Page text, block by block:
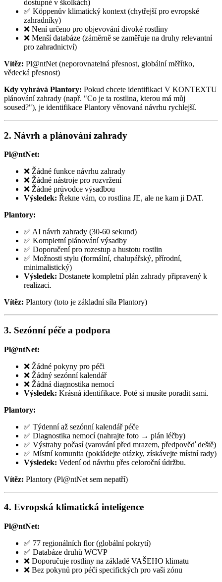
dostupné v školkách)
✅ Köppenův klimatický kontext (chytřejší pro evropské
zahradníky)
❌ Není určeno pro objevování divoké rostliny
❌ Menší databáze (záměrně se zaměřuje na druhy relevantní
pro zahradnictví)
Vítěz: Pl@ntNet (neporovnatelná přesnost, globální měřítko,
vědecká přesnost)
Kdy vyhrává Plantory: Pokud chcete identifikaci V KONTEXTU
plánování zahrady (např. "Co je ta rostlina, kterou má můj
soused?"), je identifikace Plantory věnovaná návrhu rychlejší.
2. Návrh a plánování zahrady
Pl@ntNet:
❌ Žádné funkce návrhu zahrady
❌ Žádné nástroje pro rozvržení
❌ Žádné průvodce výsadbou
Výsledek: Řekne vám, co rostlina JE, ale ne kam ji DAT.
Plantory:
✅ AI návrh zahrady (30-60 sekund)
✅ Kompletní plánování výsadby
✅ Doporučení pro rozestup a hustotu rostlin
✅ Možnosti stylu (formální, chalupářský, přírodní,
minimalistický)
Výsledek: Dostanete kompletní plán zahrady připravený k
realizaci.
Vítěz: Plantory (toto je základní síla Plantory)
3. Sezónní péče a podpora
Pl@ntNet:
❌ Žádné pokyny pro péči
❌ Žádný sezónní kalendář
❌ Žádná diagnostika nemocí
Výsledek: Krásná identifikace. Poté si musíte poradit sami.
Plantory:
✅ Týdenní až sezónní kalendář péče
✅ Diagnostika nemocí (nahrajte foto → plán léčby)
✅ Výstrahy počasí (varování před mrazem, předpověď deště)
✅ Místní komunita (pokládejte otázky, získávejte místní rady)
Výsledek: Vedení od návrhu přes celoroční údržbu.
Vítěz: Plantory (Pl@ntNet sem nepatří)
4. Evropská klimatická inteligence
Pl@ntNet:
✅ 77 regionálních flor (globální pokrytí)
✅ Databáze druhů WCVP
❌ Doporučuje rostliny na základě VAŠEHO klimatu
❌ Bez pokynů pro péči specifických pro vaši zónu